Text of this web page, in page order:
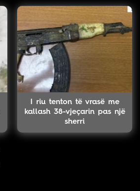
I riu tenton të vrasë me
kallash 38-vjeçarin pas një
sherri